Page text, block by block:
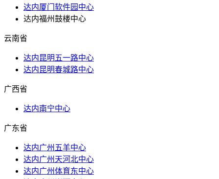
达内厦门软件园中心
达内福州鼓楼中心
云南省
达内昆明五一路中心
达内昆明春城路中心
广西省
达内南宁中心
广东省
达内广州五羊中心
达内广州天河北中心
达内广州体育东中心